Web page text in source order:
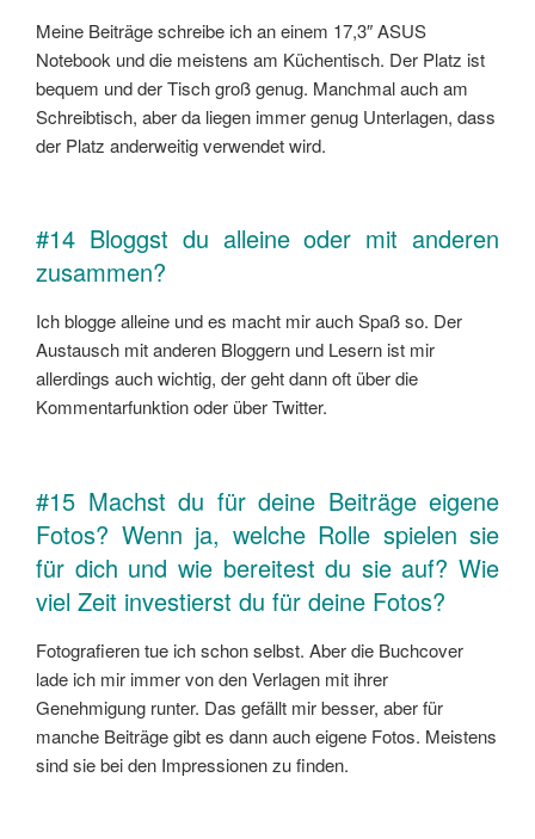
Meine Beiträge schreibe ich an einem 17,3″ ASUS
Notebook und die meistens am Küchentisch. Der Platz ist
bequem und der Tisch groß genug. Manchmal auch am
Schreibtisch, aber da liegen immer genug Unterlagen, dass
der Platz anderweitig verwendet wird.
#14 Bloggst du alleine oder mit anderen
zusammen?
Ich blogge alleine und es macht mir auch Spaß so. Der
Austausch mit anderen Bloggern und Lesern ist mir
allerdings auch wichtig, der geht dann oft über die
Kommentarfunktion oder über Twitter.
#15 Machst du für deine Beiträge eigene
Fotos? Wenn ja, welche Rolle spielen sie
für dich und wie bereitest du sie auf? Wie
viel Zeit investierst du für deine Fotos?
Fotografieren tue ich schon selbst. Aber die Buchcover
lade ich mir immer von den Verlagen mit ihrer
Genehmigung runter. Das gefällt mir besser, aber für
manche Beiträge gibt es dann auch eigene Fotos. Meistens
sind sie bei den Impressionen zu finden.